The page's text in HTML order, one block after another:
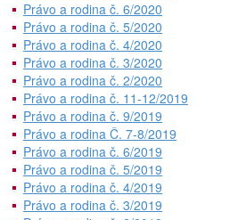
Právo a rodina č. 6/2020
Právo a rodina č. 5/2020
Právo a rodina č. 4/2020
Právo a rodina č. 3/2020
Právo a rodina č. 2/2020
Právo a rodina č. 11-12/2019
Právo a rodina č. 9/2019
Právo a rodina Č. 7-8/2019
Právo a rodina č. 6/2019
Právo a rodina č. 5/2019
Právo a rodina č. 4/2019
Právo a rodina č. 3/2019